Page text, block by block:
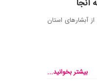
آنجا
آبشار‌های استان
بیشتر بخوانید...